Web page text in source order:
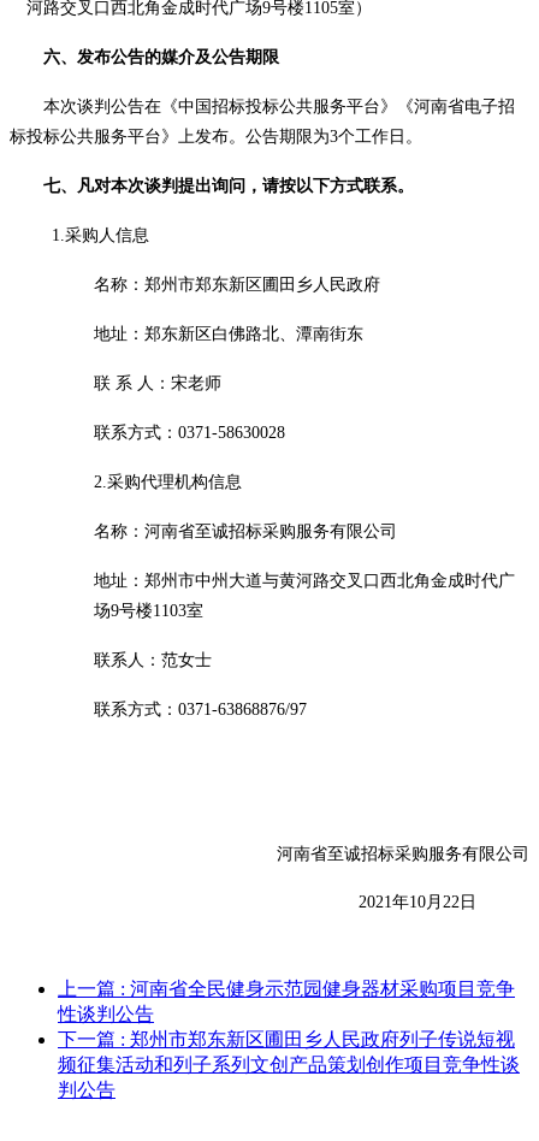
河路交叉口西北角金成时代广场9号楼1105室）
六、 发布公告的媒介及公告期限
本次谈判 公告在 《中国招标投标公共服务平台》
《河南省电子招
标投标公共服务平台》上发布。公告期限为3个工作日。
七、凡对本次谈判 提出询问，请按以下方式联系。
1.采购人信息
名称：郑州市郑东新区圃田乡人民政府
地址： 郑东新区白佛路北、潭南街东
联 系 人： 宋老师
联系方式： 0371-58630028
2.采购代理机构信息
名称：河南省至诚招标采购服务有限公司
地址：郑州市中州大道与黄河路交叉口西北角金成时代广
场9号楼1103室
联系人： 范女士
联系方式： 0371-63868876/97
河南省至诚招标采购服务有限公司
2021年10月 22 日
上一篇 : 河南省全民健身示范园健身器材采购项目竞争
性谈判公告
下一篇 : 郑州市郑东新区圃田乡人民政府列子传说短视
频征集活动和列子系列文创产品策划创作项目竞争性谈
判公告